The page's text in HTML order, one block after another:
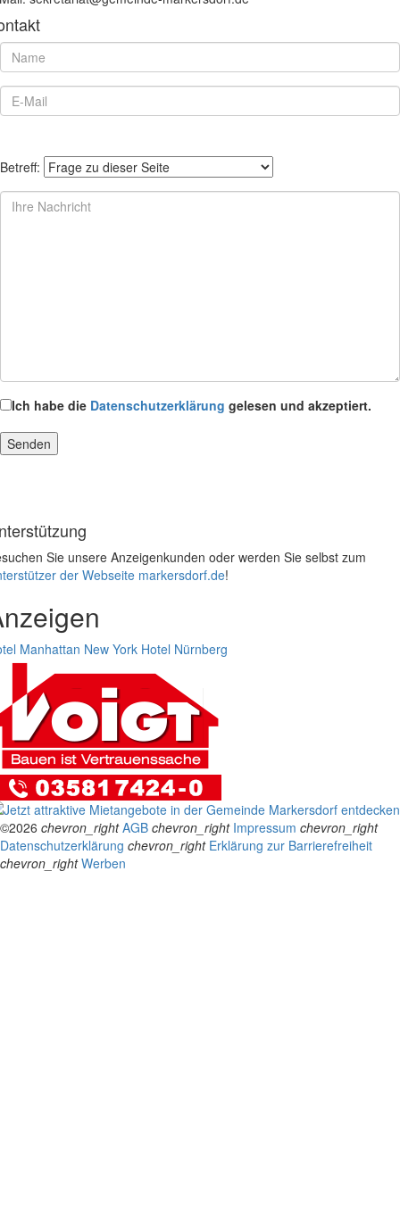
Betreff:
Ich habe die Datenschutzerklärung gelesen und akzeptiert.
Sie unsere Anzeigenkunden oder werden Sie selbst zum
der Webseite markersdorf.de!
Manhattan New York Hotel Nürnberg
©2026 chevron_right AGB chevron_right Impressum chevron_right
Datenschutzerklärung chevron_right Erklärung zur Barrierefreiheit
chevron_right Werben